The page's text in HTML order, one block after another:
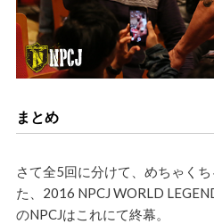
まとめ
さて全5回に分けて、めちゃく
た、2016 NPCJ WORLD
のNPCJはこれにて終幕。